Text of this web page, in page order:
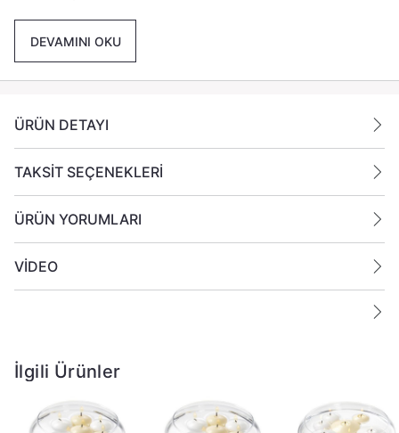
Mumları yanıcı maddelerin yakınlarına koymayın
DEVAMINI OKU
ÜRÜN DETAYI
TAKSİT SEÇENEKLERİ
ÜRÜN YORUMLARI
VİDEO
İlgili Ürünler